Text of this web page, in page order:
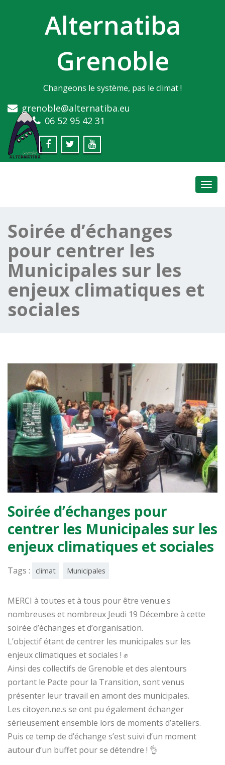
Alternatiba
Grenoble
Changeons le système, pas le climat !
grenoble@alternatiba.eu
06 52 95 42 31
Soirée d’échanges
pour centrer les
Municipales sur les
enjeux climatiques et
sociales
Soirée d’échanges pour
centrer les Municipales sur les
enjeux climatiques et sociales
Tags : climat Municipales
MERCI à toutes et à tous pour être venu.e.s
nombreuses et nombreux Jeudi 19 Décembre à cette
soirée d’échanges et d’organisation.
L’objectif étant de centrer les municipales sur les
enjeux climatiques et sociales ! ✊
Ainsi des collectifs de Grenoble et des alentours
portant le Pacte pour la Transition, sont venus
présenter leur travail en amont des municipales.
Les citoyen.ne.s se ont pu également échanger
sérieusement ensemble lors de moments d’ateliers.
Puis ce temp de d’échange s’est suivi d’un moment
autour d’un buffet pour se détendre ! 👌